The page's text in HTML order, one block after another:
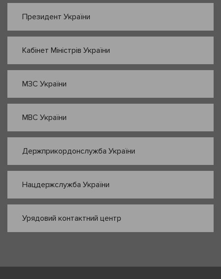
Президент України
Кабінет Міністрів України
МЗС України
МВС України
Держприкордонслужба України
Нацдержслужба України
Урядовий контактний центр